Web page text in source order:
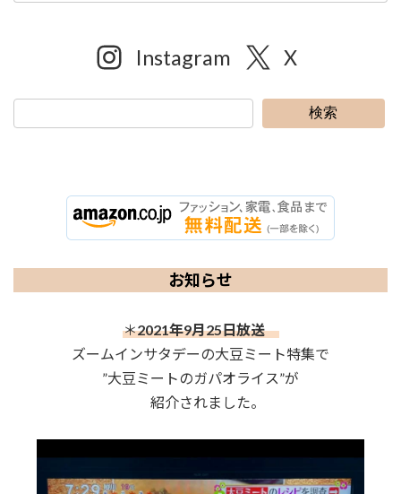
Instagram X
検索
お知らせ
＊2021年9月25日放送
ズームインサタデーの大豆ミート特集で
”大豆ミートのガパオライス”が
紹介されました。